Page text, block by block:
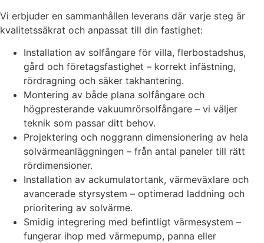
Vi erbjuder en sammanhållen leverans där varje steg är
kvalitetssäkrat och anpassat till din fastighet:
Installation av solfångare för villa, flerbostadshus,
gård och företagsfastighet – korrekt infästning,
rördragning och säker takhantering.
Montering av både plana solfångare och
högpresterande vakuumrörsolfångare – vi väljer
teknik som passar ditt behov.
Projektering och noggrann dimensionering av hela
solvärmeanläggningen – från antal paneler till rätt
rördimensioner.
Installation av ackumulatortank, värmeväxlare och
avancerade styrsystem – optimerad laddning och
prioritering av solvärme.
Smidig integrering med befintligt värmesystem –
fungerar ihop med värmepump, panna eller